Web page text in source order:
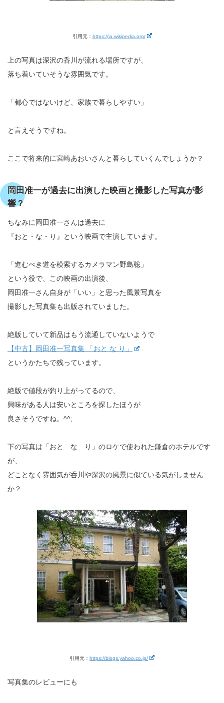
引用元： https://ja.wikipedia.org/
上の写真は深沢の呑川が流れる場所ですが、
落ち着いていそうな雰囲気です。
「都心ではないけど、家族で暮らしやすい」
と言えそうですね。
ここで将来的に宮崎あおいさんと暮らしていくんでしょうか？
岡田准一が過去に出演した映画と撮影した写真が影
響？
ちなみに岡田准一さんは過去に
『おと・な・り』という映画で主演しています。
「進むべき道を模索するカメラマン野島聡」
という役で、この映画の出演後、
岡田准一さん自身が「いい」と思った風景写真を
撮影した写真集も出版されていました。
絶版していて新品はもう流通していないようで
【中古】岡田准一写真集 「おと な り」
というかたちで残っています。
絶版で値段が釣り上がってるので、
興味がある人は安いところを探したほうが
良さそうですね。^^;
下の写真は「おと な り」のロケで使われた鎌倉のホテルです
が、
どことなく雰囲気が呑川や深沢の風景に似ている気がしません
か？
引用元： https://blogs.yahoo.co.jp/
写真集のレビューにも